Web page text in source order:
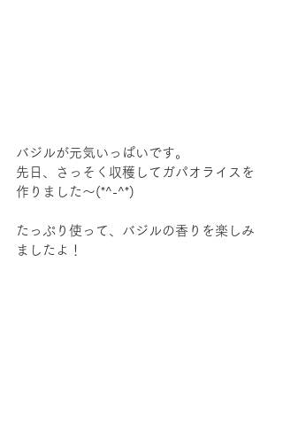
バジルが元気いっぱいです。
先日、さっそく収穫してガパオライスを
作りました～(*^-^*)
たっぷり使って、バジルの香りを楽しみ
ましたよ！